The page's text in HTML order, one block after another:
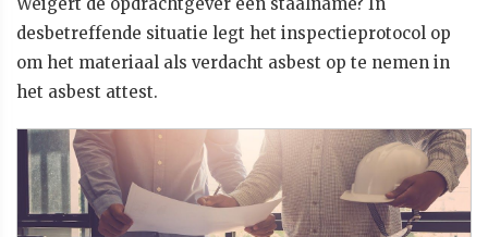
desbetreffende situatie legt het inspectieprotocol op
om het materiaal als verdacht asbest op te nemen in
het asbest attest.